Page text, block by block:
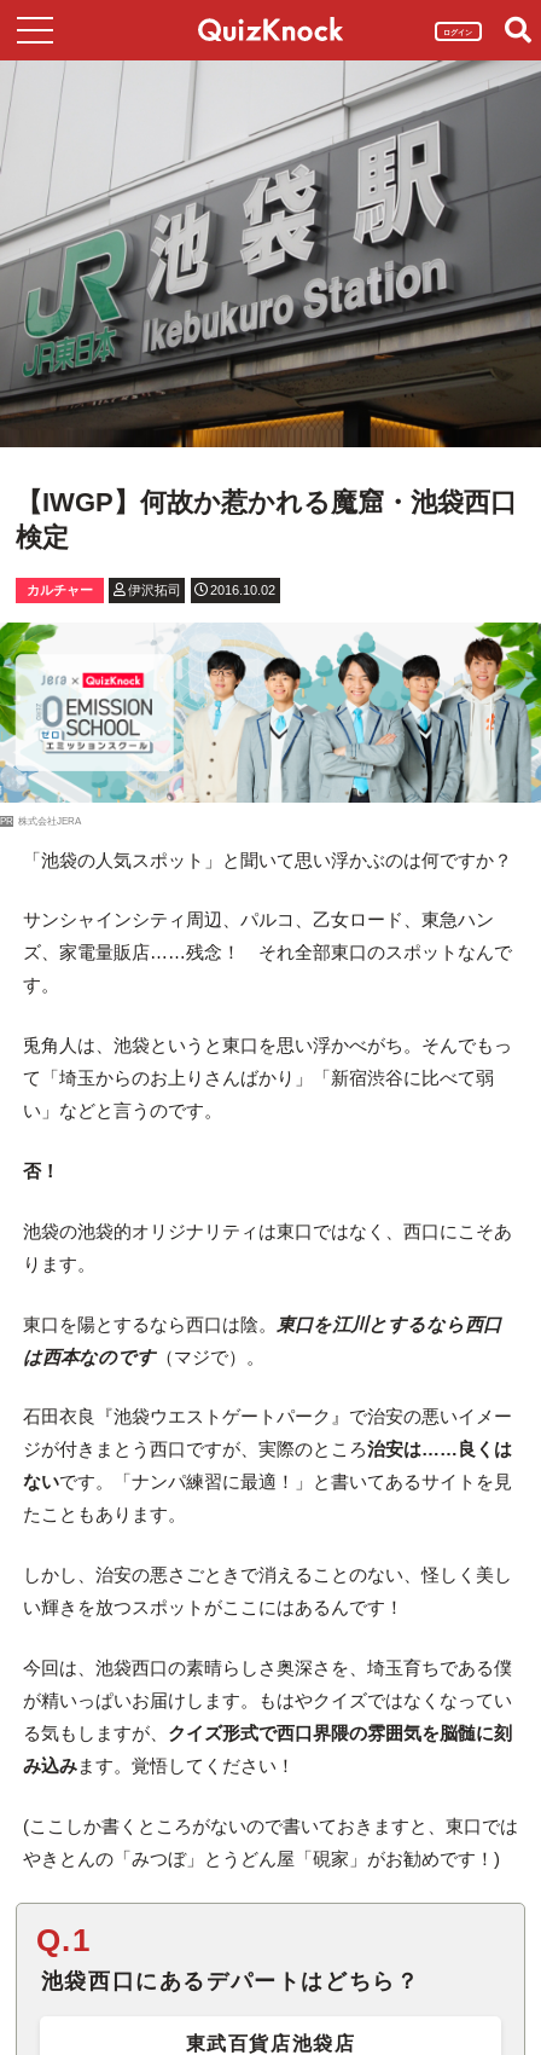
ログイン
【IWGP】何故か惹かれる魔窟・池袋西口
検定
カルチャー 伊沢拓司 2016.10.02
PR 株式会社JERA
「池袋の人気スポット」と聞いて思い浮かぶのは何ですか？
サンシャインシティ周辺、パルコ、乙女ロード、東急ハン
ズ、家電量販店……残念！ それ全部東口のスポットなんで
す。
兎角人は、池袋というと東口を思い浮かべがち。そんでもっ
て「埼玉からのお上りさんばかり」「新宿渋谷に比べて弱
い」などと言うのです。
否！
池袋の池袋的オリジナリティは東口ではなく、西口にこそあ
ります。
東口を陽とするなら西口は陰。
東口を江川とするなら西口
は西本なのです（マジで）。
石田衣良『池袋ウエストゲートパーク』で治安の悪いイメー
ジが付きまとう西口ですが、実際のところ治安は……良くは
ないです。「ナンパ練習に最適！」と書いてあるサイトを見
たこともあります。
しかし、治安の悪さごときで消えることのない、怪しく美し
い輝きを放つスポットがここにはあるんです！
今回は、池袋西口の素晴らしさ奥深さを、埼玉育ちである僕
が精いっぱいお届けします。もはやクイズではなくなってい
る気もしますが、 クイズ形式で西口界隈の雰囲気を脳髄に刻
み込みます。覚悟してください！
(ここしか書くところがないので書いておきますと、東口では
やきとんの「みつぼ」とうどん屋「硯家」がお勧めです！)
Q.1
池袋西口にあるデパートはどちら？
東武百貨店池袋店